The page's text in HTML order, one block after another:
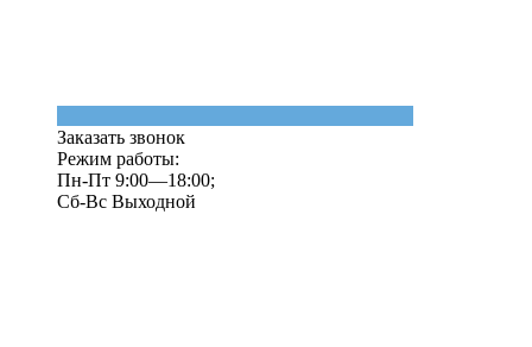
Заказать звонок
Режим работы:
Пн-Пт 9:00—18:00;
Сб-Вс Выходной